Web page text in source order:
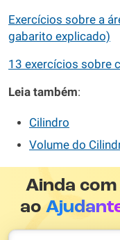
Exercícios sobre a
gabarito explicado)
13 exercícios sobre
Leia também:
Cilindro
Volume do
Ainda
ao